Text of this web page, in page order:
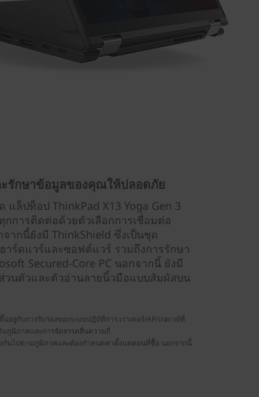
รักษาข้อมูลของคุณให้ปลอดภัย
ล็ปท็อป ThinkPad X13 Yoga Gen 3
การติดต่อด้วยตัวเลือกการเชื่อมต่อ
ากนี้ยังมี ThinkShield ซึ่งเป็นชุด
ร์ดแวร์และซอฟต์แวร์ รวมถึงการรักษา
Secured-Core PC นอกจากนี้ ยังมี
วนตัวและตัวอ่านลายนิ้วมือแบบสัมผัสบน
อยู่กับการรับรองของระบบปฏิบัติการ เราเตอร์/AP/เกตเวย์ที่
บภูมิภาคและการจัดสรรคลื่นความถี่
กันไปตามภูมิภาคและต้องกำหนดค่าตั้งแต่ตอนที่ซื้อ นอกจากนี้